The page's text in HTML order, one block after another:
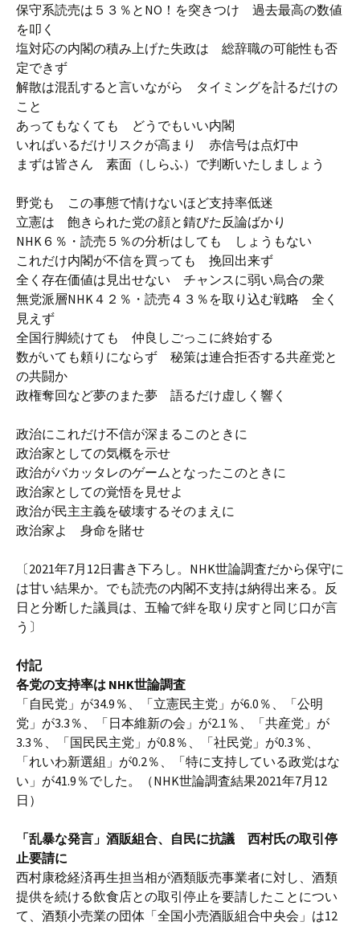
保守系読売は５３％とNO！を突きつけ 過去最高の数値
を叩く
塩対応の内閣の積み上げた失政は 総辞職の可能性も否
定できず
解散は混乱すると言いながら タイミングを計るだけの
こと
あってもなくても どうでもいい内閣
いればいるだけリスクが高まり 赤信号は点灯中
まずは皆さん 素面（しらふ）で判断いたしましょう
野党も この事態で情けないほど支持率低迷
立憲は 飽きられた党の顔と錆びた反論ばかり
NHK６％・読売５％の分析はしても しょうもない
これだけ内閣が不信を買っても 挽回出来ず
全く存在価値は見出せない チャンスに弱い烏合の衆
無党派層NHK４２％・読売４３％を取り込む戦略 全く
見えず
全国行脚続けても 仲良しごっこに終始する
数がいても頼りにならず 秘策は連合拒否する共産党と
の共闘か
政権奪回など夢のまた夢 語るだけ虚しく響く
政治にこれだけ不信が深まるこのときに
政治家としての気概を示せ
政治がバカッタレのゲームとなったこのときに
政治家としての覚悟を見せよ
政治が民主主義を破壊するそのまえに
政治家よ 身命を賭せ
〔2021年7月12日書き下ろし。NHK世論調査だから保守に
は甘い結果か。でも読売の内閣不支持は納得出来る。反
日と分断した議員は、五輪で絆を取り戻すと同じ口が言
う〕
付記
各党の支持率は NHK世論調査
「自民党」が34.9％、「立憲民主党」が6.0％、「公明
党」が3.3％、「日本維新の会」が2.1％、「共産党」が
3.3％、「国民民主党」が0.8％、「社民党」が0.3％、
「れいわ新選組」が0.2％、「特に支持している政党はな
い」が41.9％でした。（NHK世論調査結果2021年7月12
日）
「乱暴な発言」酒販組合、自民に抗議 西村氏の取引停
止要請に
西村康稔経済再生担当相が酒類販売事業者に対し、酒類
提供を続ける飲食店との取引停止を要請したことについ
て、酒類小売業の団体「全国小売酒販組合中央会」は12